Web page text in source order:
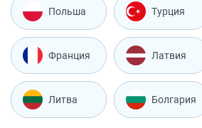
Польша Турция
Франция Латвия
Литва Болгария